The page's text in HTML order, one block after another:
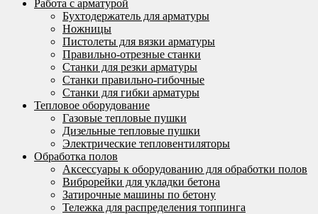
Работа с арматурой
Бухтодержатель для арматуры
Ножницы
Пистолеты для вязки арматуры
Правильно-отрезные станки
Станки для резки арматуры
Станки правильно-гибочные
Станки для гибки арматуры
Тепловое оборудование
Газовые тепловые пушки
Дизельные тепловые пушки
Электрические тепловентиляторы
Обработка полов
Аксессуары к оборудованию для обработки полов
Виброрейки для укладки бетона
Затирочные машины по бетону
Тележка для распределения топпинга